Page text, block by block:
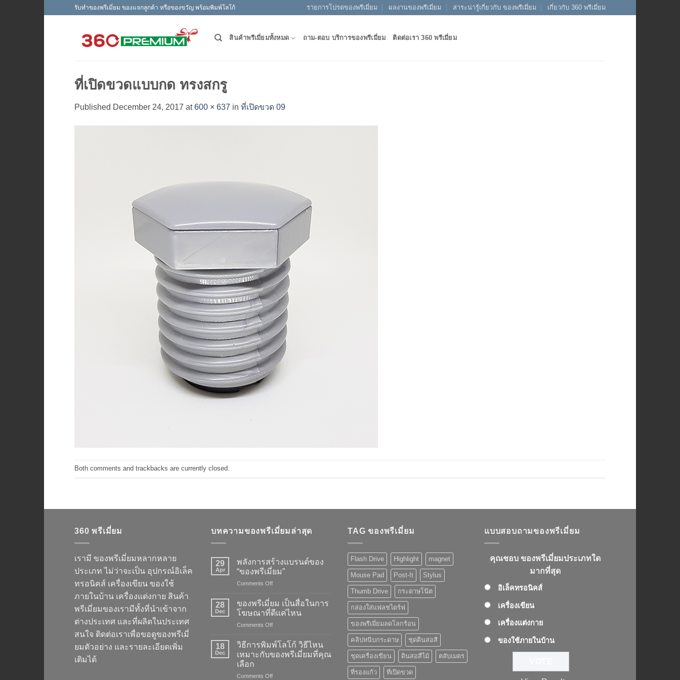
รับทำของพรีเมี่ยม ของแจกลูกค้า หรือของขวัญ พร้อมพิมพ์โลโก้ รายการโปรดของพรีเมี่ยม ผลงานของพรีเมี่ยม สาระน่ารู้เกี่ยวกับ ของพรีเมี่ยม เกี่ยวกับ 360 พรีเมี่ยม
สินค้าพรีเมี่ยมทั้งหมด ถาม-ตอบ บริการของพรีเมี่ยม ติดต่อเรา 360 พรีเมี่ยม
ที่เปิดขวดแบบกด ทรงสกรู
Published December 24, 2017 at600 × 637 in ที่เปิดขวด 09
Both comments and trackbacks are currently closed.
360 พรีเมี่ยม
เรามี ของพรีเมี่ยมหลากหลาย
ประเภท ไม่ว่าจะเป็น อุปกรณ์อิเล็ค
ทรอนิคส์ เครื่องเขียน ของใช้
ภายในบ้าน เครื่องแต่งกาย สินค้า
พรีเมี่ยมของเรามีทั้งที่นำเข้าจาก
ต่างประเทศ และที่ผลิตในประเทศ
สนใจ ติดต่อเราเพื่อขอดูของพรีเมี่
ยมตัวอย่าง และรายละเอียดเพิ่ม
เติมได้
บทความของพรีเมี่ยมล่าสุด
29
Apr
พลังการสร้างแบรนด์ของ
“ของพรีเมี่ยม”
Comments Offon
สร้าง
แบรนด์
ของ
พรี
เมี่
28
Dec
ของพรีเมี่ยม เป็นสื่อในการ
โฆษณาที่ดีแค่ไหน
Comments Offon
พรี
ยม
สื่อ
18
Dec
วิธีการพิมพ์โลโก้ วิธีไหน
เหมาะกับของพรีเมี่ยมที่คุณ
เลือก
Comments Offon
TAG ของพรีเมี่ยม
Flash Drive Highlight magnet
Mouse Pad Post-It Stylus
Thumb Drive กระดาษโน๊ต
กล่องใส่แฟลชไดร์ฟ
ของพรีเมี่ยมลดโลกร้อน
คลิปหนีบกระดาษ ชุดดินสอสี
ชุดเครื่องเขียน ดินสอสีไม้ ตลับเมตร
ที่รองแก้ว ที่เปิดขวด
แบบสอบถามของพรีเมี่ยม
คุณชอบ ของพรีเมี่ยมประเภทใด
มากที่สุด
อิเล็คทรอนิคส์
เครื่องเขียน
เครื่องแต่งกาย
ของใช้ภายในบ้าน